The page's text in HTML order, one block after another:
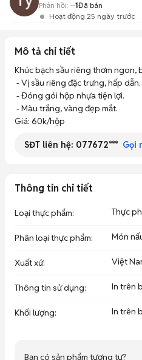
Hoạt động 25 ngày trước
Phản hồi: --1Đã bán
Mô tả chi tiết
Khúc bạch sầu riêng thơm ngon,
Giá: 60k/hộp
SĐT liên hệ: 077672*** Gọi
Thông tin chi tiết
Loại thực phẩm: Thực
Phân loại thực phẩm: Món
Xuất xứ: Việt
Thông tin sử dụng: In trên
Khối lượng: In trên
Bạn có sản phẩm tương tự?